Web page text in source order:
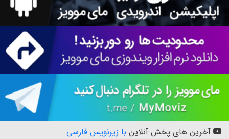
آخرین های پخش آنلاین با زیرنویس فارسی